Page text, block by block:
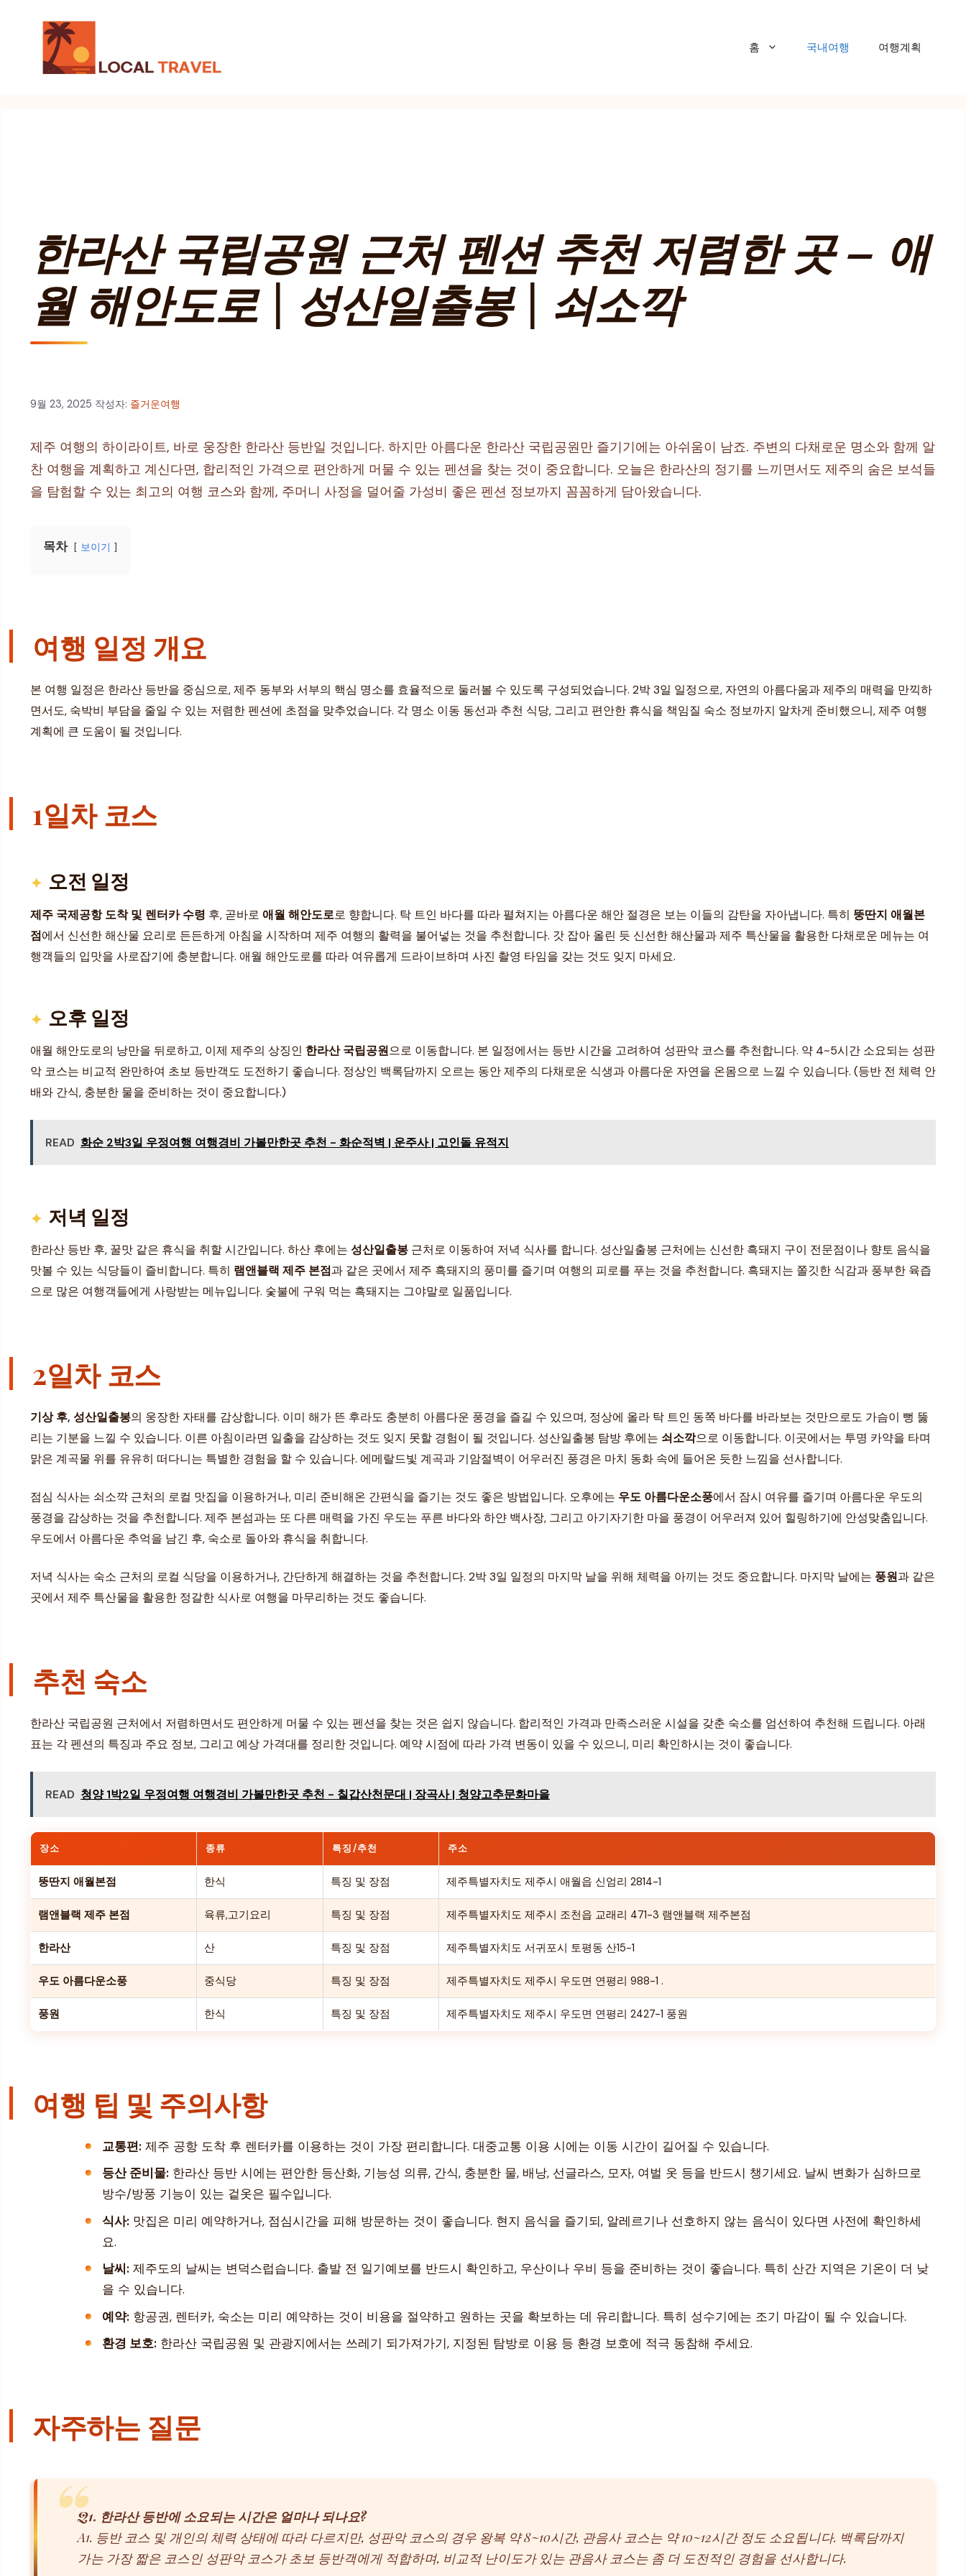
홈 국내여행 여행계획
한라산 국립공원 근처 펜션 추천 저렴한 곳 – 애
월 해안도로 | 성산일출봉 | 쇠소깍
9월 23, 2025 작성자: 즐거운여행
제주 여행의 하이라이트, 바로 웅장한 한라산 등반일 것입니다. 하지만 아름다운 한라산 국립공원만 즐기기에는 아쉬움이 남죠. 주변의 다채로운 명소와 함께 알
찬 여행을 계획하고 계신다면, 합리적인 가격으로 편안하게 머물 수 있는 펜션을 찾는 것이 중요합니다. 오늘은 한라산의 정기를 느끼면서도 제주의 숨은 보석들
을 탐험할 수 있는 최고의 여행 코스와 함께, 주머니 사정을 덜어줄 가성비 좋은 펜션 정보까지 꼼꼼하게 담아왔습니다.
목차 보이기
여행 일정 개요
본 여행 일정은 한라산 등반을 중심으로, 제주 동부와 서부의 핵심 명소를 효율적으로 둘러볼 수 있도록 구성되었습니다. 2박 3일 일정으로, 자연의 아름다움과 제주의 매력을 만끽하
면서도, 숙박비 부담을 줄일 수 있는 저렴한 펜션에 초점을 맞추었습니다. 각 명소 이동 동선과 추천 식당, 그리고 편안한 휴식을 책임질 숙소 정보까지 알차게 준비했으니, 제주 여행
계획에 큰 도움이 될 것입니다.
1일차 코스
오전 일정
제주 국제공항 도착 및 렌터카 수령 후, 곧바로 애월 해안도로로 향합니다. 탁 트인 바다를 따라 펼쳐지는 아름다운 해안 절경은 보는 이들의 감탄을 자아냅니다. 특히 뚱딴지 애월본
점에서 신선한 해산물 요리로 든든하게 아침을 시작하며 제주 여행의 활력을 불어넣는 것을 추천합니다. 갓 잡아 올린 듯 신선한 해산물과 제주 특산물을 활용한 다채로운 메뉴는 여
행객들의 입맛을 사로잡기에 충분합니다. 애월 해안도로를 따라 여유롭게 드라이브하며 사진 촬영 타임을 갖는 것도 잊지 마세요.
오후 일정
애월 해안도로의 낭만을 뒤로하고, 이제 제주의 상징인 한라산 국립공원으로 이동합니다. 본 일정에서는 등반 시간을 고려하여 성판악 코스를 추천합니다. 약 4~5시간 소요되는 성판
악 코스는 비교적 완만하여 초보 등반객도 도전하기 좋습니다. 정상인 백록담까지 오르는 동안 제주의 다채로운 식생과 아름다운 자연을 온몸으로 느낄 수 있습니다. (등반 전 체력 안
배와 간식, 충분한 물을 준비하는 것이 중요합니다.)
READ 화순 2박3일 우정여행 여행경비 가볼만한곳 추천 - 화순적벽 | 운주사 | 고인돌 유적지
저녁 일정
한라산 등반 후, 꿀맛 같은 휴식을 취할 시간입니다. 하산 후에는 성산일출봉 근처로 이동하여 저녁 식사를 합니다. 성산일출봉 근처에는 신선한 흑돼지 구이 전문점이나 향토 음식을
맛볼 수 있는 식당들이 즐비합니다. 특히 램앤블랙 제주 본점과 같은 곳에서 제주 흑돼지의 풍미를 즐기며 여행의 피로를 푸는 것을 추천합니다. 흑돼지는 쫄깃한 식감과 풍부한 육즙
으로 많은 여행객들에게 사랑받는 메뉴입니다. 숯불에 구워 먹는 흑돼지는 그야말로 일품입니다.
2일차 코스
기상 후, 성산일출봉의 웅장한 자태를 감상합니다. 이미 해가 뜬 후라도 충분히 아름다운 풍경을 즐길 수 있으며, 정상에 올라 탁 트인 동쪽 바다를 바라보는 것만으로도 가슴이 뻥 뚫
리는 기분을 느낄 수 있습니다. 이른 아침이라면 일출을 감상하는 것도 잊지 못할 경험이 될 것입니다. 성산일출봉 탐방 후에는 쇠소깍으로 이동합니다. 이곳에서는 투명 카약을 타며
맑은 계곡물 위를 유유히 떠다니는 특별한 경험을 할 수 있습니다. 에메랄드빛 계곡과 기암절벽이 어우러진 풍경은 마치 동화 속에 들어온 듯한 느낌을 선사합니다.
점심 식사는 쇠소깍 근처의 로컬 맛집을 이용하거나, 미리 준비해온 간편식을 즐기는 것도 좋은 방법입니다. 오후에는 우도 아름다운소풍에서 잠시 여유를 즐기며 아름다운 우도의
풍경을 감상하는 것을 추천합니다. 제주 본섬과는 또 다른 매력을 가진 우도는 푸른 바다와 하얀 백사장, 그리고 아기자기한 마을 풍경이 어우러져 있어 힐링하기에 안성맞춤입니다.
우도에서 아름다운 추억을 남긴 후, 숙소로 돌아와 휴식을 취합니다.
저녁 식사는 숙소 근처의 로컬 식당을 이용하거나, 간단하게 해결하는 것을 추천합니다. 2박 3일 일정의 마지막 날을 위해 체력을 아끼는 것도 중요합니다. 마지막 날에는 풍원과 같은
곳에서 제주 특산물을 활용한 정갈한 식사로 여행을 마무리하는 것도 좋습니다.
추천 숙소
한라산 국립공원 근처에서 저렴하면서도 편안하게 머물 수 있는 펜션을 찾는 것은 쉽지 않습니다. 합리적인 가격과 만족스러운 시설을 갖춘 숙소를 엄선하여 추천해 드립니다. 아래
표는 각 펜션의 특징과 주요 정보, 그리고 예상 가격대를 정리한 것입니다. 예약 시점에 따라 가격 변동이 있을 수 있으니, 미리 확인하시는 것이 좋습니다.
READ 청양 1박2일 우정여행 여행경비 가볼만한곳 추천 - 칠갑산천문대 | 장곡사 | 청양고추문화마을
장소 종류 특징/추천 주소
뚱딴지 애월본점 한식 특징 및 장점 제주특별자치도 제주시 애월읍 신엄리 2814-1
램앤블랙 제주 본점 육류,고기요리 특징 및 장점 제주특별자치도 제주시 조천읍 교래리 471-3 램앤블랙 제주본점
한라산 산 특징 및 장점 제주특별자치도 서귀포시 토평동 산15-1
우도 아름다운소풍 중식당 특징 및 장점 제주특별자치도 제주시 우도면 연평리 988-1 .
풍원 한식 특징 및 장점 제주특별자치도 제주시 우도면 연평리 2427-1 풍원
여행 팁 및 주의사항
교통편: 제주 공항 도착 후 렌터카를 이용하는 것이 가장 편리합니다. 대중교통 이용 시에는 이동 시간이 길어질 수 있습니다.
등산 준비물: 한라산 등반 시에는 편안한 등산화, 기능성 의류, 간식, 충분한 물, 배낭, 선글라스, 모자, 여벌 옷 등을 반드시 챙기세요. 날씨 변화가 심하므로
방수/방풍 기능이 있는 겉옷은 필수입니다.
식사: 맛집은 미리 예약하거나, 점심시간을 피해 방문하는 것이 좋습니다. 현지 음식을 즐기되, 알레르기나 선호하지 않는 음식이 있다면 사전에 확인하세
요.
날씨: 제주도의 날씨는 변덕스럽습니다. 출발 전 일기예보를 반드시 확인하고, 우산이나 우비 등을 준비하는 것이 좋습니다. 특히 산간 지역은 기온이 더 낮
을 수 있습니다.
예약: 항공권, 렌터카, 숙소는 미리 예약하는 것이 비용을 절약하고 원하는 곳을 확보하는 데 유리합니다. 특히 성수기에는 조기 마감이 될 수 있습니다.
환경 보호: 한라산 국립공원 및 관광지에서는 쓰레기 되가져가기, 지정된 탐방로 이용 등 환경 보호에 적극 동참해 주세요.
자주하는 질문
Q1. 한라산 등반에 소요되는 시간은 얼마나 되나요?
A1. 등반 코스 및 개인의 체력 상태에 따라 다르지만, 성판악 코스의 경우 왕복 약 8~10시간, 관음사 코스는 약 10~12시간 정도 소요됩니다. 백록담까지
가는 가장 짧은 코스인 성판악 코스가 초보 등반객에게 적합하며, 비교적 난이도가 있는 관음사 코스는 좀 더 도전적인 경험을 선사합니다.